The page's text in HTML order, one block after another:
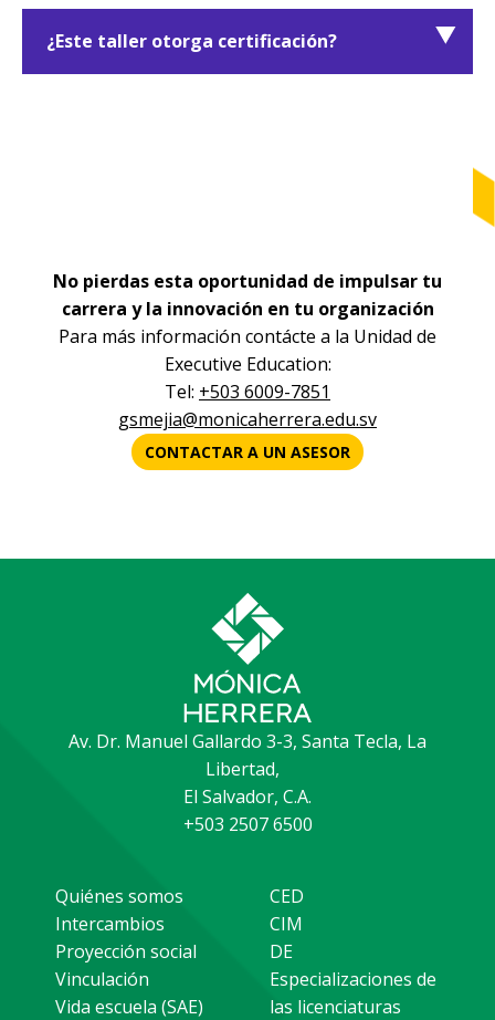
estratégico, mejorarás la toma de decisiones y
desarrollarás propuestas de valor diferenciadas.
¿Este taller otorga certificación?
No pierdas esta oportunidad de impulsar tu
carrera y la innovación en tu organización
Para más información contácte a la Unidad de
Executive Education:
Tel: +503 6009-7851
gsmejia@monicaherrera.edu.sv
CONTACTAR A UN ASESOR
Av. Dr. Manuel Gallardo 3-3, Santa Tecla, La
Libertad,
El Salvador, C.A.
+503 2507 6500
Quiénes somos
Intercambios
Proyección social
Vinculación
Vida escuela (SAE)
CED
CIM
DE
Especializaciones de
las licenciaturas